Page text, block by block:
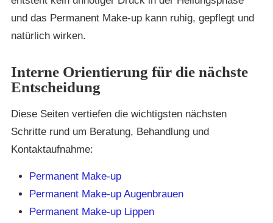
und das Permanent Make-up kann ruhig, gepflegt und
natürlich wirken.
Interne Orientierung für die nächste
Entscheidung
Diese Seiten vertiefen die wichtigsten nächsten
Schritte rund um Beratung, Behandlung und
Kontaktaufnahme:
Permanent Make-up
Permanent Make-up Augenbrauen
Permanent Make-up Lippen